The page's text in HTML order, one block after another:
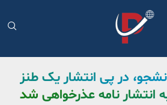
در پی انتشار یک طنز
انتشار نامه عذرخواهی شد